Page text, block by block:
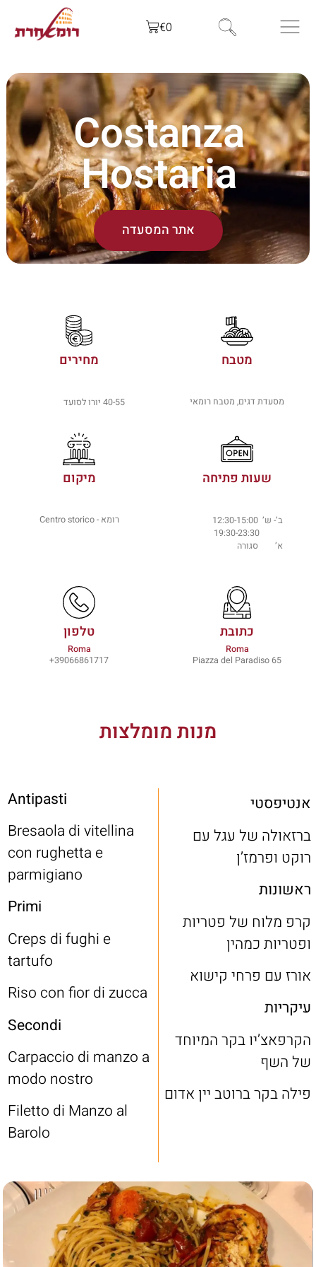
€0
Costanza
Hostaria
אתר המסעדה
מטבח מחירים
מסעדת דגים, מטבח רומאי 40-55 יורו לסועד
שעות פתיחה מיקום
ב’- ש’ 12:30-15:00
א’ סגורה
רומא - Centro storico
כתובת
Roma
Piazza del Paradiso 65
טלפון
Roma
39066861717+
מנות מומלצות
אנטיפסטי
ברזאולה של עגל עם
רוקט ופרמז’ן
ראשונות
קרפ מלוח של פטריות
ופטריות כמהין
אורז עם פרחי קישוא
עיקריות
הקרפאצ’יו בקר המיוחד
של השף
פילה בקר ברוטב יין אדום
Antipasti
Bresaola di vitellina
con rughetta e
parmigiano
Primi
Creps di fughi e
tartufo
Riso con fior di zucca
Secondi
Carpaccio di manzo a
modo nostro
Filetto di Manzo al
Barolo